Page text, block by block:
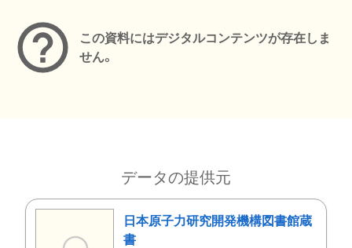
この資料にはデジタルコンテンツが存在しま
せん。
データの提供元
日本原子力研究開発機構図書館蔵
書